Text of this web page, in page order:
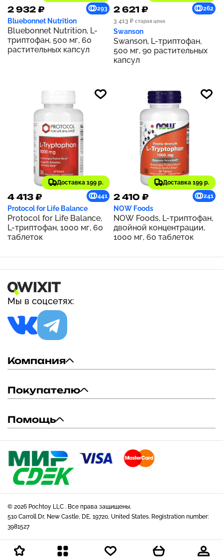
2 932 ₽ 293
Bluebonnet Nutrition
Bluebonnet Nutrition, L-
триптофан, 500 мг, 60
растительных капсул
2 621 ₽
262
3 413 ₽ старая цена
Swanson
Swanson, L-триптофан,
500 мг, 90 растительных
капсул
Доставка 199 р.
4 413 ₽ 441
Protocol for Life Balance
Protocol for Life Balance,
L-триптофан, 1000 мг, 60
таблеток
Доставка 199 р.
2 410 ₽ 241
NOW Foods
NOW Foods, L-триптофан,
двойной концентрации,
1000 мг, 60 таблеток
Мы в соцсетях:
Компания
Покупателю
Помощь
© 2026 Pochtoy LLC . Все права защищены.
510 Carroll Dr, New Castle, DE, 19720, United States. Registration number:
3981527